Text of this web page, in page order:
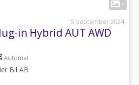
1
5 september 2024
in Hybrid AUT AWD
Automat
Bil AB